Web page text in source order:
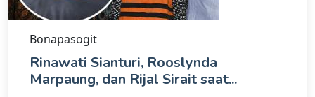
Bonapasogit
Rinawati Sianturi, Rooslynda
Marpaung, dan Rijal Sirait saat...